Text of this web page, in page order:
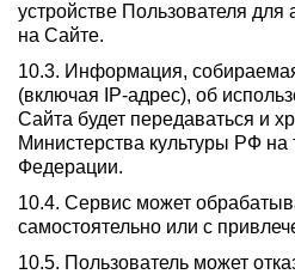
устройстве Пользователя для
на Сайте.
10.3. Информация,
(включая IP-адрес), об
Сайта будет передаваться и
Министерства культуры РФ на
Федерации.
10.4. Сервис может
самостоятельно или с
10.5. Пользователь может